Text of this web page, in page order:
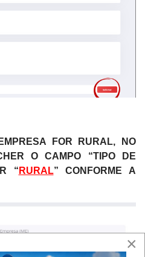
FOR RURAL, NO
O CAMPO “TIPO DE
“ RURAL” CONFORME A
×